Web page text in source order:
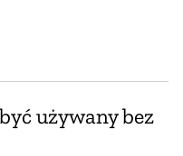
używany bez